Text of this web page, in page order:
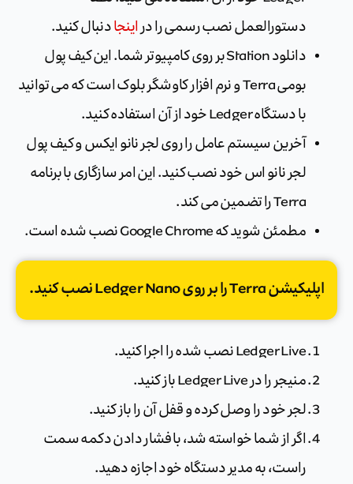
دستورالعمل نصب رسمی را دراینجادنبال کنید.
دانلود Station بر روی کامپیوتر شما. این کیف پول
بومی Terra و نرم افزار کاوشگر بلوک است که می توانید
با دستگاه Ledger خود از آن استفاده کنید.
آخرین سیستم عامل را روی لجر نانو ایکس و کیف پول
لجر نانو اس خود نصب کنید. این امر سازگاری با برنامه
Terra را تضمین می کند.
مطمئن شوید که Google Chrome نصب شده است.
اپلیکیشن Terra را بر روی Ledger Nano نصب کنید.
Ledger Live نصب شده را اجرا کنید.
منیجر را در Ledger Live باز کنید.
لجر خود را وصل کرده و قفل آن را باز کنید.
اگر از شما خواسته شد، با فشار دادن دکمه سمت
راست، به مدیر دستگاه خود اجازه دهید.